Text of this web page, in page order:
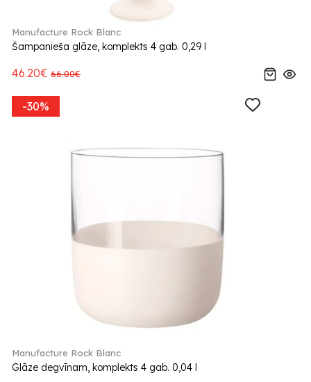
Manufacture Rock Blanc
Šampanieša glāze, komplekts 4 gab. 0,29 l
46.20€ 66.00€
-30%
Manufacture Rock Blanc
Glāze degvīnam, komplekts 4 gab. 0,04 l